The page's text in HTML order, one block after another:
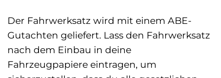
Der Fahrwerksatz wird mit einem ABE-
Gutachten geliefert. Lass den Fahrwerksatz
nach dem Einbau in deine
Fahrzeugpapiere eintragen, um